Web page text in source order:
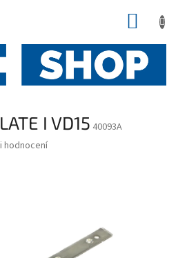
I VD15 40093A
hodnocení